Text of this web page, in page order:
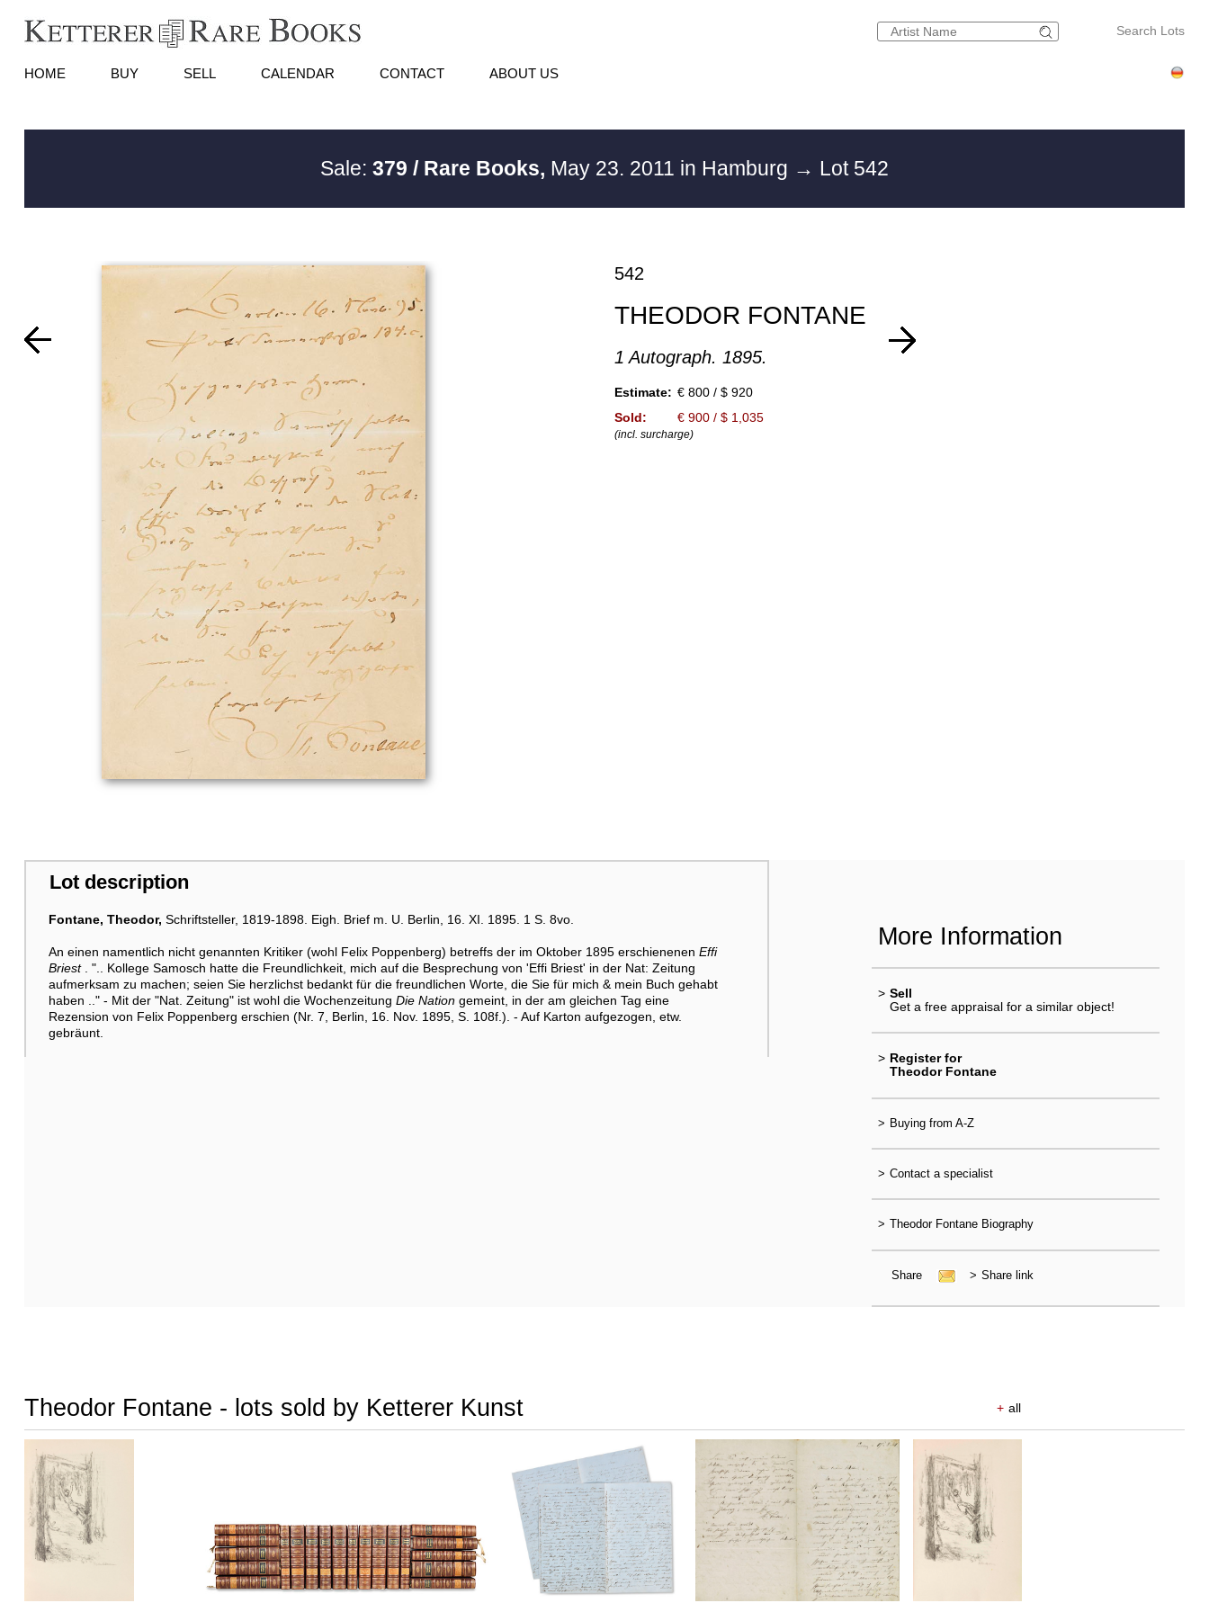
Search Lots
HOME BUY SELL CALENDAR CONTACT ABOUT US
Sale: 379 / Rare Books, May 23. 2011 in Hamburg → Lot 542
542
THEODOR FONTANE
1 Autograph. 1895.
Estimate: € 800 / $ 920
Sold:
€ 900 / $ 1,035
(incl. surcharge)
Lot description
Fontane, Theodor, Schriftsteller, 1819-1898. Eigh. Brief m. U. Berlin, 16. XI. 1895. 1 S. 8vo.
An einen namentlich nicht genannten Kritiker (wohl Felix Poppenberg) betreffs der im Oktober 1895 erschienenen Effi
Briest. ".. Kollege Samosch hatte die Freundlichkeit, mich auf die Besprechung von 'Effi Briest' in der Nat: Zeitung
aufmerksam zu machen; seien Sie herzlichst bedankt für die freundlichen Worte, die Sie für mich & mein Buch gehabt
haben .." - Mit der "Nat. Zeitung" ist wohl die Wochenzeitung Die Nation gemeint, in der am gleichen Tag eine
Rezension von Felix Poppenberg erschien (Nr. 7, Berlin, 16. Nov. 1895, S. 108f.). - Auf Karton aufgezogen, etw.
gebräunt.
More Information
> Sell
Get a free appraisal for a similar object!
> Register for
Theodor Fontane
> Buying from A-Z
> Contact a specialist
> Theodor Fontane Biography
Share > Share link
Theodor Fontane - lots sold by Ketterer Kunst + all